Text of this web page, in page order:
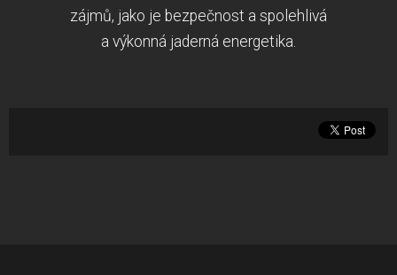
zájmů, jako je bezpečnost a spolehlivá
a výkonná jaderná energetika.